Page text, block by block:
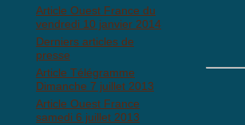
Article Ouest France du
vendredi 10 janvier 2014
Derniers articles de
presse
Article Télégramme
Dimanche 7 juillet 2013
Article Ouest France
samedi 6 juillet 2013